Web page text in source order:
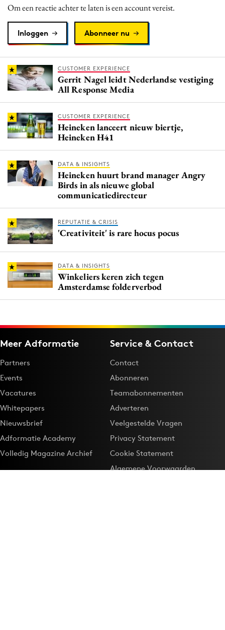
Programmatic
Purpose Marketing
Reputatie & crisis
Om een reactie achter te laten is een account vereist.
Inloggen Abonneer nu
CUSTOMER EXPERIENCE
Gerrit Nagel leidt Nederlandse vestiging
All Response Media
CUSTOMER EXPERIENCE
Heineken lanceert nieuw biertje,
Heineken H41
DATA & INSIGHTS
Heineken huurt brand manager Angry
Birds in als nieuwe global
communicatiedirecteur
REPUTATIE & CRISIS
'Creativiteit' is rare hocus pocus
DATA & INSIGHTS
Winkeliers keren zich tegen
Amsterdamse folderverbod
Meer Adformatie
Partners
Events
Vacatures
Whitepapers
Nieuwsbrief
Adformatie Academy
Volledig Magazine Archief
Service & Contact
Contact
Abonneren
Teamabonnementen
Adverteren
Veelgestelde Vragen
Privacy Statement
Cookie Statement
Algemene Voorwaarden